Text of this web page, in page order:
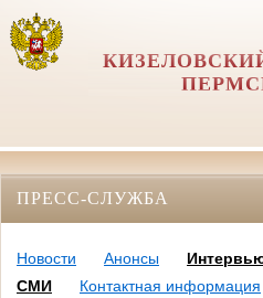
ПРЕСС-СЛУЖБА
Новости Анонсы
СМИ
Контактная информация